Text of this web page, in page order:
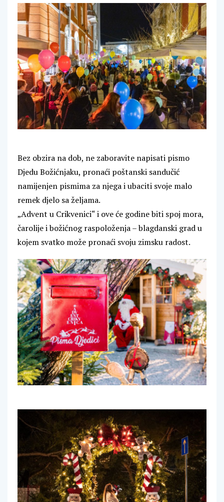
Bez obzira na dob, ne zaboravite napisati pismo
Djedu Božićnjaku, pronaći poštanski sandučić
namijenjen pismima za njega i ubaciti svoje malo
remek djelo sa željama.
„Advent u Crikvenici“ i ove će godine biti spoj mora,
čarolije i božićnog raspoloženja – blagdanski grad u
kojem svatko može pronaći svoju zimsku radost.